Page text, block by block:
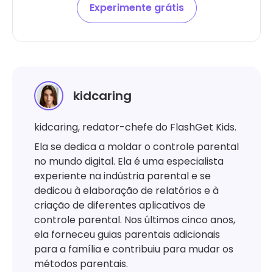
Experimente grátis
kidcaring
kidcaring, redator-chefe do FlashGet Kids.
Ela se dedica a moldar o controle parental
no mundo digital. Ela é uma especialista
experiente na indústria parental e se
dedicou à elaboração de relatórios e à
criação de diferentes aplicativos de
controle parental. Nos últimos cinco anos,
ela forneceu guias parentais adicionais
para a família e contribuiu para mudar os
métodos parentais.